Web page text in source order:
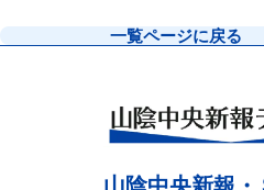
一覧ページに戻る